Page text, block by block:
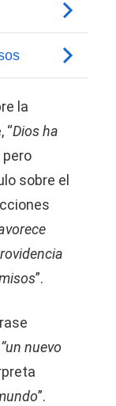
la
“Dios ha
pero
sobre el
”.
“un nuevo
”.